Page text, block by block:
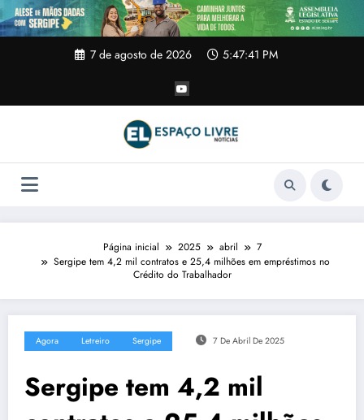
Pular
para
o
7 de agosto de 2026 5:47:42 PM
Página inicial 2025 abril
7
Sergipe tem 4,2 mil contratos e 25,4 milhões em empréstimos no
Crédito do Trabalhador
Agora Letreiro Sergipe 7 De Abril De 2025
Sergipe tem 4,2 mil